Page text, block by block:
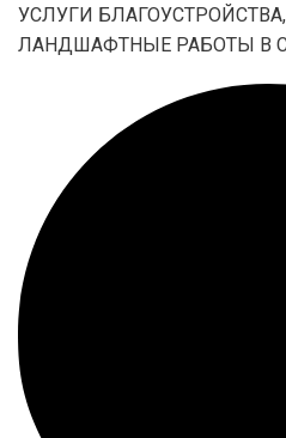
УСЛУГИ
ЛАНДШАФТНЫЕ РАБОТЫ В